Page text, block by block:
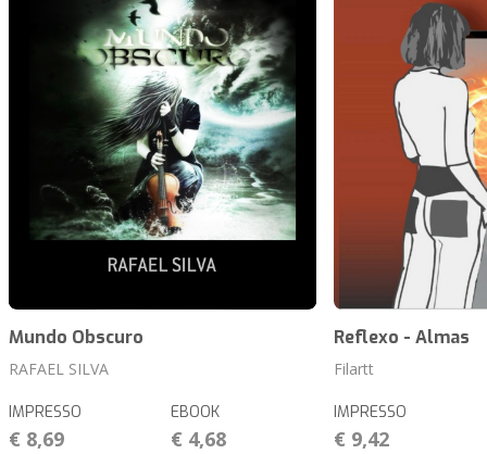
Mundo Obscuro
RAFAEL SILVA
IMPRESSO
€ 8,69
EBOOK
€ 4,68
Reflexo - Almas
Filartt
IMPRESSO
€ 9,42